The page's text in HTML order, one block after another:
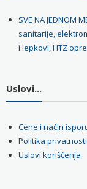
SVE NA JEDNOM
sanitarije,
i lepkovi, HTZ
Uslovi...
Cene i način
Politika privatnosti
Uslovi korišćenja